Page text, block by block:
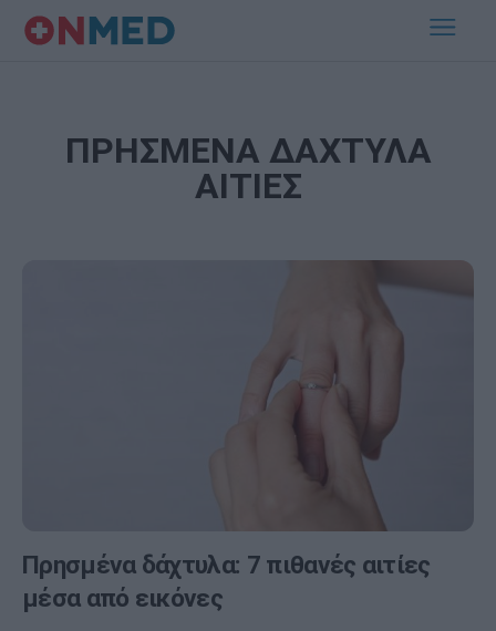
ΠΡΗΣΜΕΝΑ ΔΑΧΤΥΛΑ
ΑΙΤΙΕΣ
Πρησμένα δάχτυλα: 7 πιθανές αιτίες
μέσα από εικόνες